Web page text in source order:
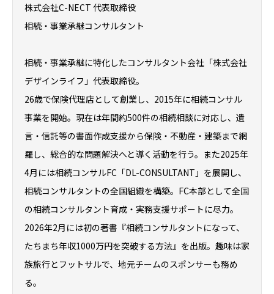
株式会社C-NECT 代表取締役
相続・事業承継コンサルタント
相続・事業承継に特化したコンサルタント会社「株式会社
デザインライフ」代表取締役。
26歳で保険代理店として創業し、2015年に相続コンサル
事業を開始。現在は年間約500件の相続相談に対応し、遺
言・信託等の書面作成支援から保険・不動産・建築まで網
羅し、総合的な問題解決へと導く活動を行う。また2025年
4月には相続コンサルFC「DL-CONSULTANT」を展開し、
相続コンサルタントの全国組織を構築。FC本部として全国
の相続コンサルタント育成・実務支援サポートに尽力。
2026年2月には初の著書『相続コンサルタントになって、
たちまち年収1000万円を突破する方法』を出版。趣味は家
族旅行とフットサルで、地元チームのスポンサーも務め
る。